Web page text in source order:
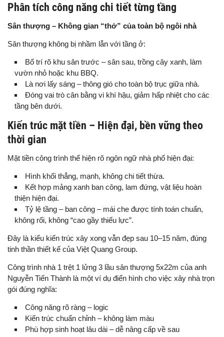
Phân tích công năng chi tiết từng tầng
Sân thượng – Không gian “thở” của toàn bộ ngôi nhà
Sân thượng không bị nhầm lẫn với tầng ở:
Bố trí rõ khu sân trước – sân sau, trồng cây xanh, làm
vườn nhỏ hoặc khu BBQ.
Là nơi lấy sáng – thông gió cho toàn bộ trục giữa nhà.
Đóng vai trò cân bằng vi khí hậu, giảm hấp nhiệt cho các
tầng bên dưới.
Kiến trúc mặt tiền – Hiện đại, bền vững theo
thời gian
Mặt tiền công trình thể hiện rõ ngôn ngữ nhà phố hiện đại:
Hình khối thẳng, mạnh, không chi tiết thừa.
Kết hợp mảng xanh ban công, lam đứng, vật liệu hoàn
thiện hiện đại.
Tỷ lệ tầng – ban công – mái che được tính toán chuẩn,
không rối, không “cao gầy thiếu lực”.
Đây là kiểu kiến trúc xây xong vẫn đẹp sau 10–15 năm, đúng
tinh thần thiết kế của Việt Quang Group.
Công trình nhà 1 trệt 1 lửng 3 lầu sân thượng 5x22m của anh
Nguyễn Tiến Thành là một ví dụ điển hình cho việc xây nhà trọn
gói đúng nghĩa:
Công năng rõ ràng – logic
Kiến trúc chuẩn chỉnh – không làm màu
Phù hợp sinh hoạt lâu dài – dễ nâng cấp về sau